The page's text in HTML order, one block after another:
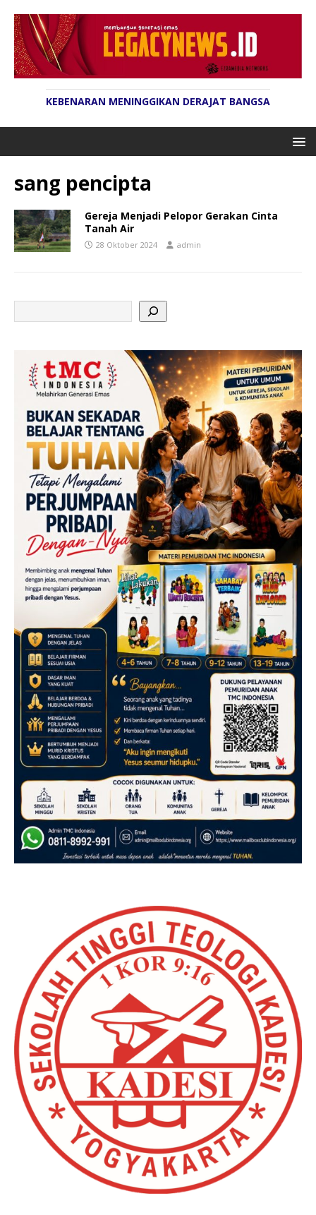
KEBENARAN MENINGGIKAN DERAJAT BANGSA
sang pencipta
Gereja Menjadi Pelopor Gerakan Cinta
Tanah Air
28 Oktober 2024 admin